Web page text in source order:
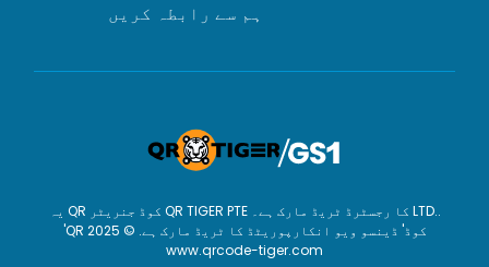
ہم سے رابطہ کریں
یہ QR کوڈ جنریٹر QR TIGER PTE کا رجسٹرڈ ٹریڈ مارک ہے۔ LTD..
'QR کوڈ' ڈینسو ویو انکارپوریٹڈ کا ٹریڈ مارک ہے. © 2025
www.qrcode-tiger.com